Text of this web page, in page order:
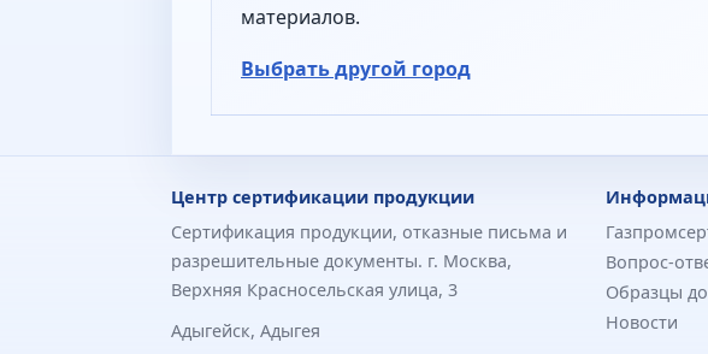
материалов.
Выбрать другой город
Центр сертификации продукции
Сертификация продукции, отказные письма и
разрешительные документы. г. Москва,
Верхняя Красносельская улица, 3
Адыгейск, Адыгея
Вопрос-
Образцы
Новости